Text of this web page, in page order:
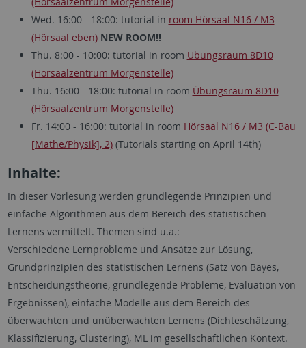
Wed. 16:00 - 18:00: tutorial in room Hörsaal N16 / M3
(Hörsaal eben) NEW ROOM!!
Thu. 8:00 - 10:00: tutorial in room Übungsraum 8D10
(Hörsaalzentrum Morgenstelle)
Thu. 16:00 - 18:00: tutorial in room Übungsraum 8D10
(Hörsaalzentrum Morgenstelle)
Fr. 14:00 - 16:00: tutorial in room Hörsaal N16 / M3 (C-Bau
[Mathe/Physik], 2)(Tutorials starting on April 14th)
Inhalte:
In dieser Vorlesung werden grundlegende Prinzipien und
einfache Algorithmen aus dem Bereich des statistischen
Lernens vermittelt. Themen sind u.a.:
Verschiedene Lernprobleme und Ansätze zur Lösung,
Grundprinzipien des statistischen Lernens (Satz von Bayes,
Entscheidungstheorie, grundlegende Probleme, Evaluation von
Ergebnissen), einfache Modelle aus dem Bereich des
überwachten und unüberwachten Lernens (Dichteschätzung,
Klassifizierung, Clustering), ML im gesellschaftlichen Kontext.